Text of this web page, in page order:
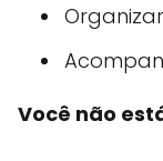
Você não